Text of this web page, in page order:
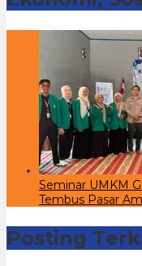
Seminar UMKM
Tembus Pasar
Posting